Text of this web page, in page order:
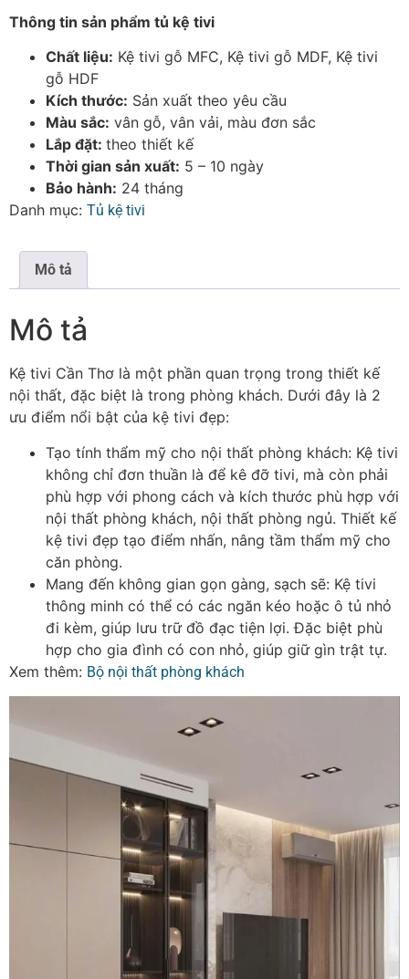
Thông tin sản phẩm tủ kệ tivi
Chất liệu: Kệ tivi gỗ MFC, Kệ tivi gỗ MDF, Kệ tivi
gỗ HDF
Kích thước: Sản xuất theo yêu cầu
Màu sắc: vân gỗ, vân vải, màu đơn sắc
Lắp đặt: theo thiết kế
Thời gian sản xuất: 5 – 10 ngày
Bảo hành: 24 tháng
Danh mục: Tủ kệ tivi
Mô tả
Mô tả
Kệ tivi Cần Thơ là một phần quan trọng trong thiết kế
nội thất, đặc biệt là trong phòng khách. Dưới đây là 2
ưu điểm nổi bật của kệ tivi đẹp:
Tạo tính thẩm mỹ cho nội thất phòng khách: Kệ tivi
không chỉ đơn thuần là để kê đỡ tivi, mà còn phải
phù hợp với phong cách và kích thước phù hợp với
nội thất phòng khách, nội thất phòng ngủ. Thiết kế
kệ tivi đẹp tạo điểm nhấn, nâng tầm thẩm mỹ cho
căn phòng.
Mang đến không gian gọn gàng, sạch sẽ: Kệ tivi
thông minh có thể có các ngăn kéo hoặc ô tủ nhỏ
đi kèm, giúp lưu trữ đồ đạc tiện lợi. Đặc biệt phù
hợp cho gia đình có con nhỏ, giúp giữ gìn trật tự.
Xem thêm: Bộ nội thất phòng khách